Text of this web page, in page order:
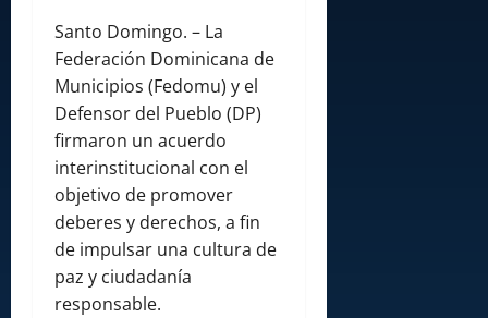
Santo Domingo. – La
Federación Dominicana de
Municipios (Fedomu) y el
Defensor del Pueblo (DP)
firmaron un acuerdo
interinstitucional con el
objetivo de promover
deberes y derechos, a fin
de impulsar una cultura de
paz y ciudadanía
responsable.